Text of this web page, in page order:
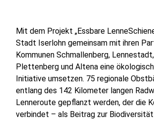
Mit dem Projekt „Essbare
Stadt Iserlohn gemeinsam mit ihren
Kommunen Schmallenberg,
Plettenberg und Altena eine
Initiative umsetzen. 75 regionale
entlang des 142 Kilometer langen
Lenneroute gepflanzt werden, der die
verbindet – als Beitrag zur